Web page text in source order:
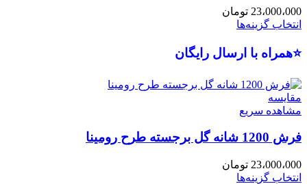
23،000،000 تومان
انتخاب گزینه‌ها
⭐همراه با ارسال رایگان
مقایسه
مشاهده سریع
فرش 1200 شانه گل برجسته طرح رومینا
23،000،000 تومان
انتخاب گزینه‌ها